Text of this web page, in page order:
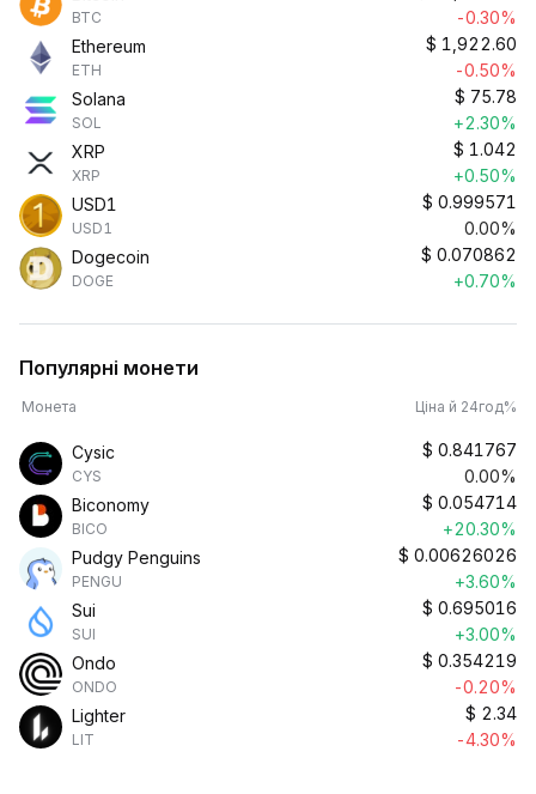
BTC
-0.30%
Ethereum
ETH
$ 1,922.60
-0.50%
Solana
SOL
$ 75.78
+2.30%
XRP
XRP
$ 1.042
+0.50%
USD1
USD1
$ 0.999571
0.00%
Dogecoin
DOGE
$ 0.070862
+0.70%
Популярні монети
Монета Ціна й 24год%
Cysic
CYS
$ 0.841767
0.00%
Biconomy
BICO
$ 0.054714
+20.30%
Pudgy Penguins
PENGU
$ 0.00626026
+3.60%
Sui
SUI
$ 0.695016
+3.00%
Ondo
ONDO
$ 0.354219
-0.20%
Lighter
LIT
$ 2.34
-4.30%